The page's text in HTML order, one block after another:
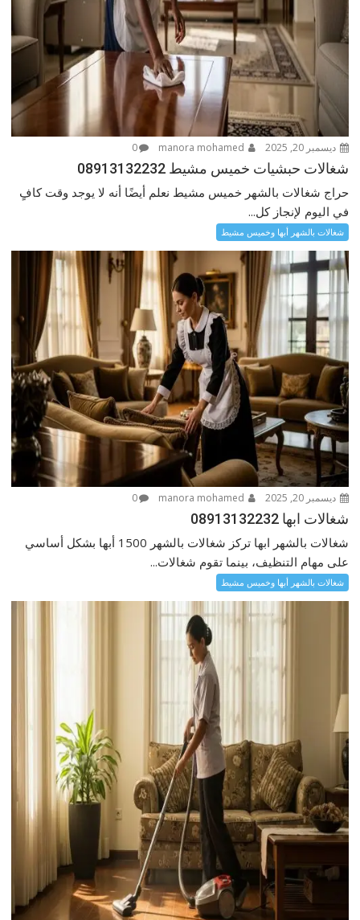
ديسمبر 20, 2025 0
شغالات حبشيات خميس مشيط 08913132232
حراج شغالات بالشهر خميس مشيط نعلم أيضًا أنه لا يوجد وقت كافٍ
في اليوم لإنجاز كل...
شغالات بالشهر أبها وخميس مشيط
ديسمبر 20, 2025 0
شغالات ابها 08913132232
شغالات بالشهر ابها تركز شغالات بالشهر 1500 أبها بشكل أساسي
على مهام التنظيف، بينما تقوم شغالات...
شغالات بالشهر أبها وخميس مشيط